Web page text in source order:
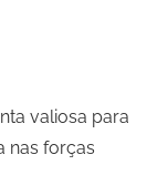
valiosa para
nas forças